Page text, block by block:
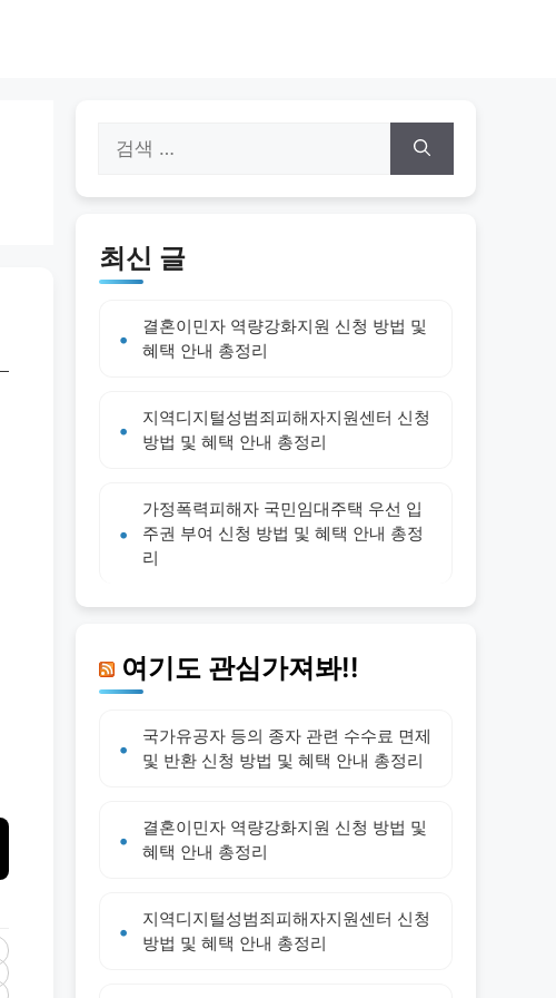
색:
최신 글
결혼이민자 역량강화지원 신청 방법 및
혜택 안내 총정리
지역디지털성범죄피해자지원센터 신청
방법 및 혜택 안내 총정리
가정폭력피해자 국민임대주택 우선 입
주권 부여 신청 방법 및 혜택 안내 총정
리
여기도 관심가져봐!!
국가유공자 등의 종자 관련 수수료 면제
및 반환 신청 방법 및 혜택 안내 총정리
결혼이민자 역량강화지원 신청 방법 및
혜택 안내 총정리
지역디지털성범죄피해자지원센터 신청
방법 및 혜택 안내 총정리